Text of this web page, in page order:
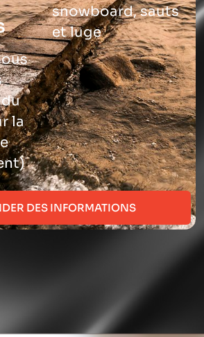
la
snowboard, sauts
et luge
DES INFORMATIONS